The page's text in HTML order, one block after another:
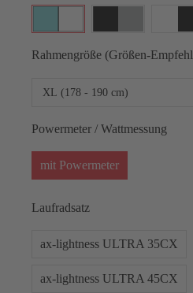
Rahmengröße (Größen-
Powermeter / Wattmessung
mit Powermeter
Laufradsatz
ax-lightness ULTRA 35CX
ax-lightness ULTRA 45CX